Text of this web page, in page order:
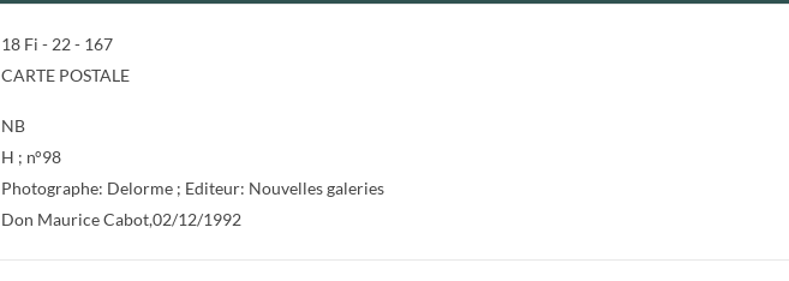
18 Fi - 22 - 167
CARTE POSTALE
NB
H ; n°98
Photographe: Delorme ; Editeur: Nouvelles galeries
Don Maurice Cabot,02/12/1992